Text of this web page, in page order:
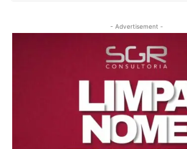
- Advertisement -